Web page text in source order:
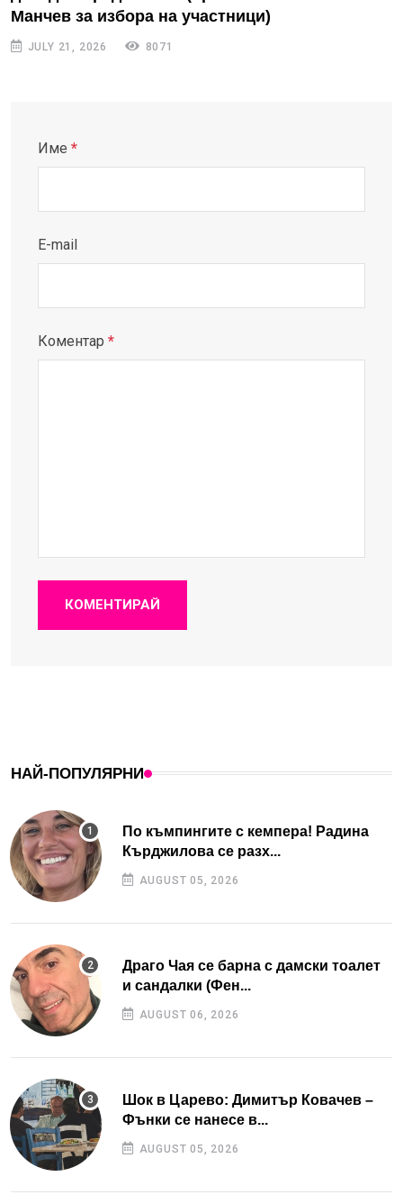
Манчев за избора на участници)
JULY 21, 2026 8071
Име *
E-mail
Коментар *
КОМЕНТИРАЙ
НАЙ-ПОПУЛЯРНИ
По къмпингите с кемпера! Радина
Кърджилова се разх...
AUGUST 05, 2026
Драго Чая се барна с дамски тоалет
и сандалки (Фен...
AUGUST 06, 2026
Шок в Царево: Димитър Ковачев –
Фънки се нанесе в...
AUGUST 05, 2026